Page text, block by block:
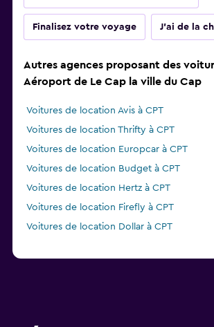
Finalisez votre voyage J'ai de la
Autres agences proposant des
Aéroport de Le Cap la ville du Cap
Voitures de location Avis à CPT
Voitures de location Thrifty à CPT
Voitures de location Europcar à CPT
Voitures de location Budget à CPT
Voitures de location Hertz à CPT
Voitures de location Firefly à CPT
Voitures de location Dollar à CPT